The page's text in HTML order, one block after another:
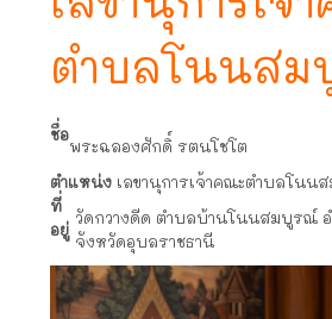
ตำบลโนนส
ชื่อ
พระฉลองศักดิ์ รตนโชโต
ตำแหน่ง เลขานุการเจ้าคณะตำบลโนน
ที่
อยู่
วัดกวางดีด ตำบลบ้านโนนสมบูรณ์ อ
จังหวัดอุบลราชธานี